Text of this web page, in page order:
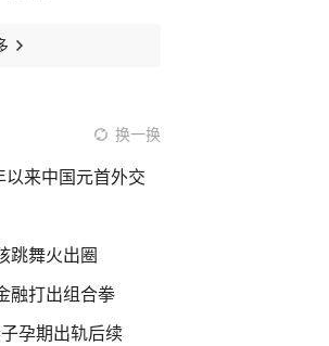
换一换
来中国元首外交
跳舞火出圈
融打出组合拳
孕期出轨后续